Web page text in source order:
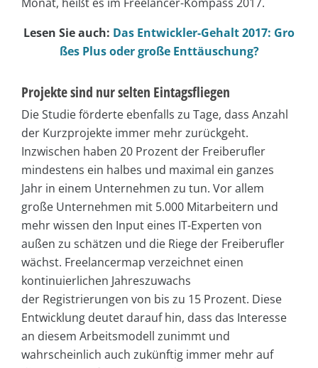
Lesen Sie auch: Das Entwickler-Gehalt 2017: Gro
ßes Plus oder große Enttäuschung?
Projekte sind nur selten Eintagsfliegen
Die Studie förderte ebenfalls zu Tage, dass Anzahl
der Kurzprojekte immer mehr zurückgeht.
Inzwischen haben 20 Prozent der Freiberufler
mindestens ein halbes und maximal ein ganzes
Jahr in einem Unternehmen zu tun. Vor allem
große Unternehmen mit 5.000 Mitarbeitern und
mehr wissen den Input eines IT-Experten von
außen zu schätzen und die Riege der Freiberufler
wächst. Freelancermap verzeichnet einen
kontinuierlichen Jahreszuwachs
der Registrierungen von bis zu 15 Prozent. Diese
Entwicklung deutet darauf hin, dass das Interesse
an diesem Arbeitsmodell zunimmt und
wahrscheinlich auch zukünftig immer mehr auf